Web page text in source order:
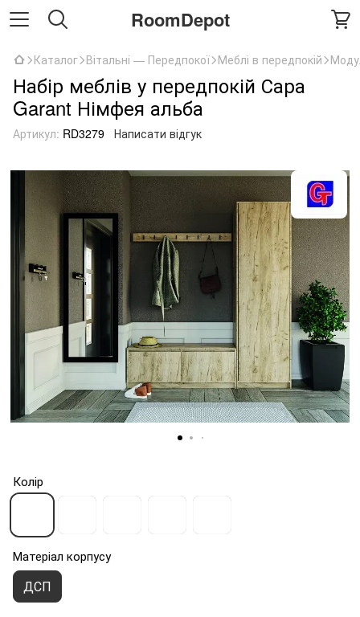
RoomDepot
Каталог Вітальні — Передпокої Меблі в передпокій
Набір меблів у передпокій Сара
Garant Німфея альба
Артикул: RD3279 Написати відгук
Колір
Матеріал корпусу
ДСП